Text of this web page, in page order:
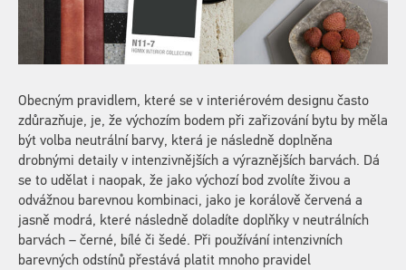
Obecným pravidlem, které se v interiérovém designu často
zdůrazňuje, je, že výchozím bodem při zařizování bytu by měla
být volba neutrální barvy, která je následně doplněna
drobnými detaily v intenzivnějších a výraznějších barvách. Dá
se to udělat i naopak, že jako výchozí bod zvolíte živou a
odvážnou barevnou kombinaci, jako je korálově červená a
jasně modrá, které následně doladíte doplňky v neutrálních
barvách – černé, bílé či šedé. Při používání intenzivních
barevných odstínů přestává platit mnoho pravidel